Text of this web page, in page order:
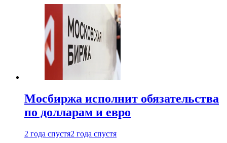
Мосбиржа исполнит обязательства
по долларам и евро
2 года спустя2 года спустя